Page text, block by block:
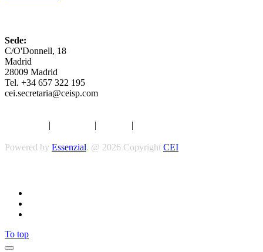
Sede:
C/O'Donnell, 18
Madrid
28009 Madrid
Tel. +34 657 322 195
cei.secretaria@ceisp.com
| | |
Powered by Essenzial. @ 2026 Copyright CEI
To top